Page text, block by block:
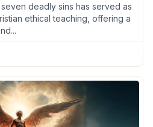
deadly sins has served as
ethical teaching, offering a